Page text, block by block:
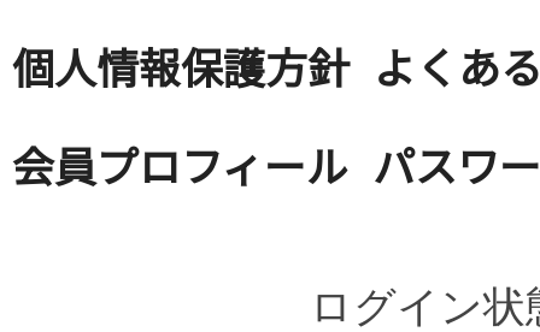
個人情報保護方針 よくあ
会員プロフィール パスワ
ログイン